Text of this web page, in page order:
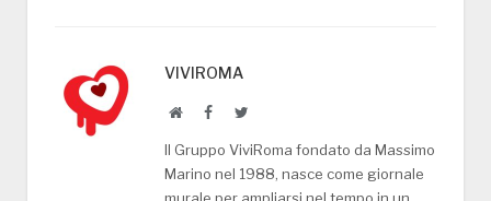
VIVIROMA
WebsiteFacebookTwitter
Il Gruppo ViviRoma fondato da Massimo
Marino nel 1988, nasce come giornale
murale per ampliarsi nel tempo in un